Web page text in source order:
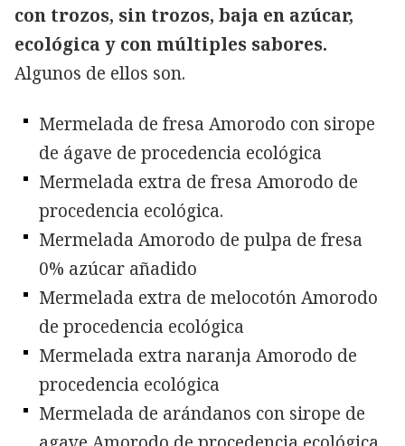
con trozos, sin trozos, baja en azúcar,
ecológica y con múltiples sabores.
Algunos de ellos son.
Mermelada de fresa Amorodo con sirope
de ágave de procedencia ecológica
Mermelada extra de fresa Amorodo de
procedencia ecológica.
Mermelada Amorodo de pulpa de fresa
0% azúcar añadido
Mermelada extra de melocotón Amorodo
de procedencia ecológica
Mermelada extra naranja Amorodo de
procedencia ecológica
Mermelada de arándanos con sirope de